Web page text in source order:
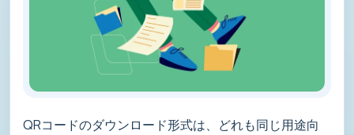
QRコードのダウンロード形式は、どれも同じ用途向